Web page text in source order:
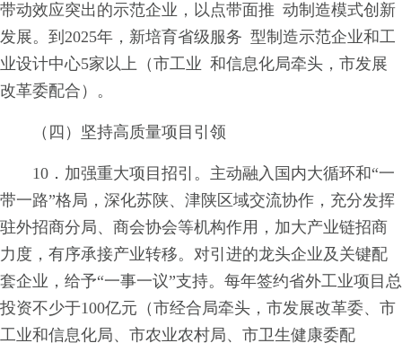
带动效应突出的示范企业，以点带面推 动制造模式创新
发展。到2025年，新培育省级服务 型制造示范企业和工
业设计中心5家以上（市工业 和信息化局牵头，市发展
改革委配合）。
（四）坚持高质量项目引领
10．加强重大项目招引。主动融入国内大循环和“一
带一路”格局，深化苏陕、津陕区域交流协作，充分发挥
驻外招商分局、商会协会等机构作用，加大产业链招商
力度，有序承接产业转移。对引进的龙头企业及关键配
套企业，给予“一事一议”支持。每年签约省外工业项目总
投资不少于100亿元（市经合局牵头，市发展改革委、市
工业和信息化局、市农业农村局、市卫生健康委配